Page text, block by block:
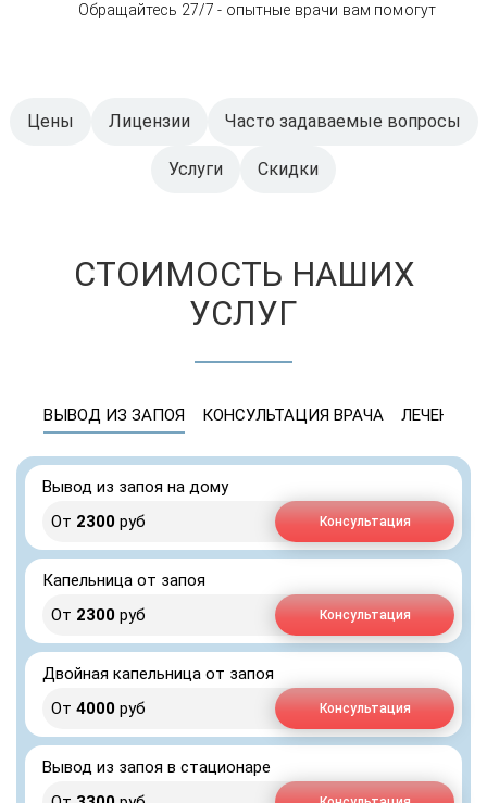
Обращайтесь 27/7 - опытные врачи вам помогут
Цены Лицензии Часто задаваемые вопросы
Услуги Скидки
СТОИМОСТЬ НАШИХ
УСЛУГ
ВЫВОД ИЗ ЗАПОЯ КОНСУЛЬТАЦИЯ ВРАЧА ЛЕЧЕНИЕ
Вывод из запоя на дому
От 2300 руб Консультация
Капельница от запоя
От 2300 руб Консультация
Двойная капельница от запоя
От 4000 руб Консультация
Вывод из запоя в стационаре